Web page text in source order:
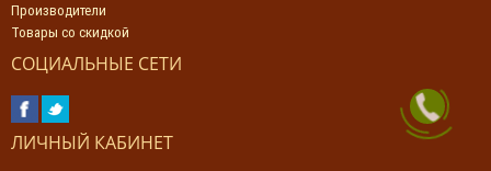
Производители
Товары со скидкой
СОЦИАЛЬНЫЕ СЕТИ
ЛИЧНЫЙ КАБИНЕТ